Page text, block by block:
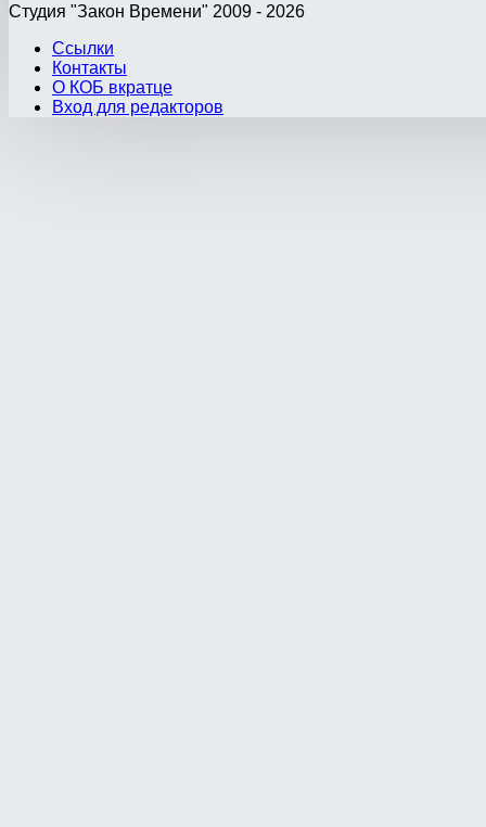
Студия "Закон Времени" 2009 - 2026
Ссылки
Контакты
О КОБ вкратце
Вход для редакторов